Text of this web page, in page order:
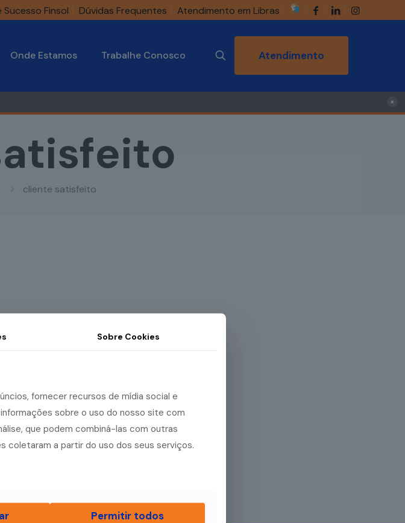
Finsol Dúvidas Frequentes Atendimento em Libras
Onde Estamos Trabalhe Conosco Atendimento
×
cliente satisfeito
Sobre Cookies
fornecer recursos de mídia social e
sobre o uso do nosso site com
que podem combiná-las com outras
coletaram a partir do uso dos seus serviços.
Permitir todos